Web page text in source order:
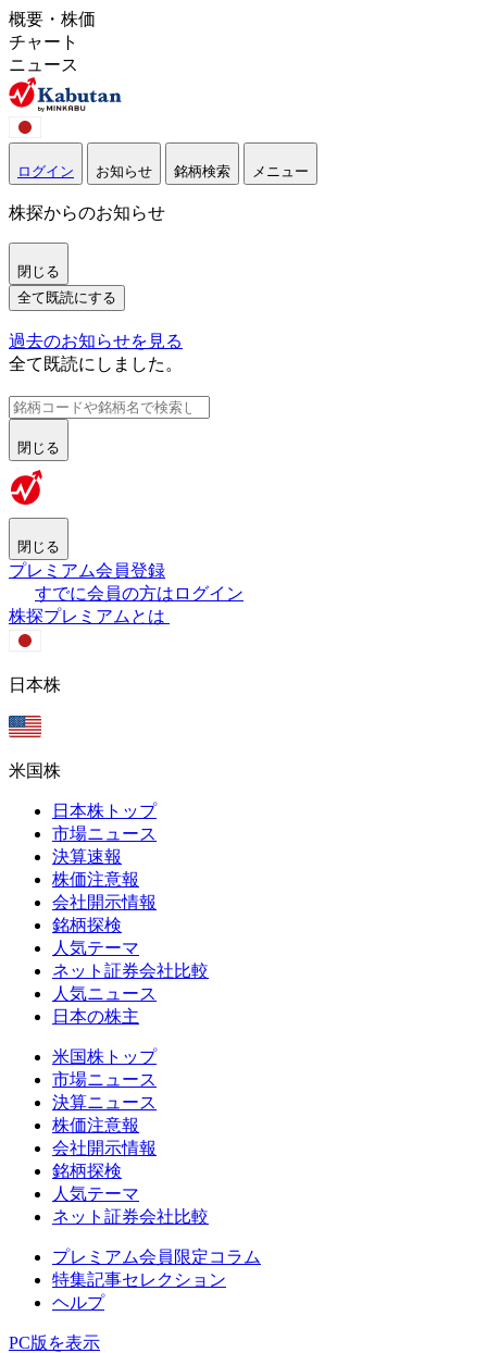
概要・株価
チャート
ニュース
ログイン お知らせ 銘柄検索 メニュー
株探からのお知らせ
閉じる
全て既読にする
過去のお知らせを見る
全て既読にしました。
閉じる
閉じる
プレミアム会員登録
すでに会員の方はログイン
株探プレミアムとは
日本株
米国株
日本株トップ
市場ニュース
決算速報
株価注意報
会社開示情報
銘柄探検
人気テーマ
ネット証券会社比較
人気ニュース
日本の株主
米国株トップ
市場ニュース
決算ニュース
株価注意報
会社開示情報
銘柄探検
人気テーマ
ネット証券会社比較
プレミアム会員限定コラム
特集記事セレクション
ヘルプ
PC版を表示